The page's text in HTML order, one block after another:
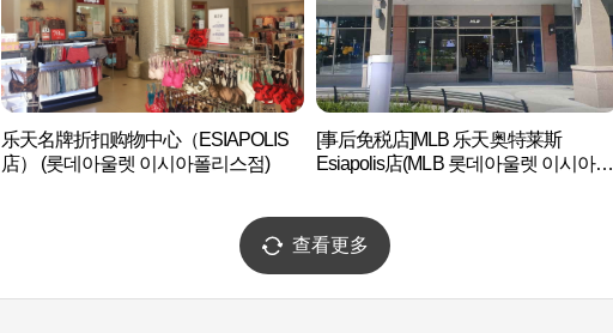
乐天名牌折扣购物中心（ESIAPOLIS
店） (롯데아울렛 이시아폴리스점)
[事后免税店]MLB 乐天奥特莱斯
Esiapolis店(MLB 롯데아울렛 이시아폴
查看更多